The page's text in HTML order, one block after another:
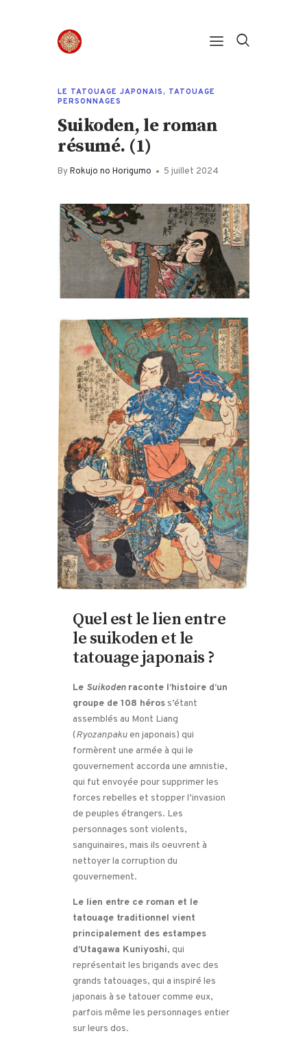
LE TATOUAGE JAPONAIS, TATOUAGE
PERSONNAGES
Suikoden, le roman
résumé. (1)
ByRokujo no Horigumo 5 juillet 2024
Quel est le lien entre
le suikoden et le
tatouage japonais ?
Le Suikoden raconte l’histoire d’un
groupe de 108 héros s’étant
assemblés au Mont Liang
(Ryozanpakuen japonais) qui
formèrent une armée à qui le
gouvernement accorda une amnistie,
qui fut envoyée pour supprimer les
forces rebelles et stopper l’invasion
de peuples étrangers. Les
personnages sont violents,
sanguinaires, mais ils oeuvrent à
nettoyer la corruption du
gouvernement.
Le lien entre ce roman et le
tatouage traditionnel vient
principalement des estampes
d’Utagawa Kuniyoshi, qui
représentait les brigands avec des
grands tatouages, qui a inspiré les
japonais à se tatouer comme eux,
parfois même les personnages entier
sur leurs dos.